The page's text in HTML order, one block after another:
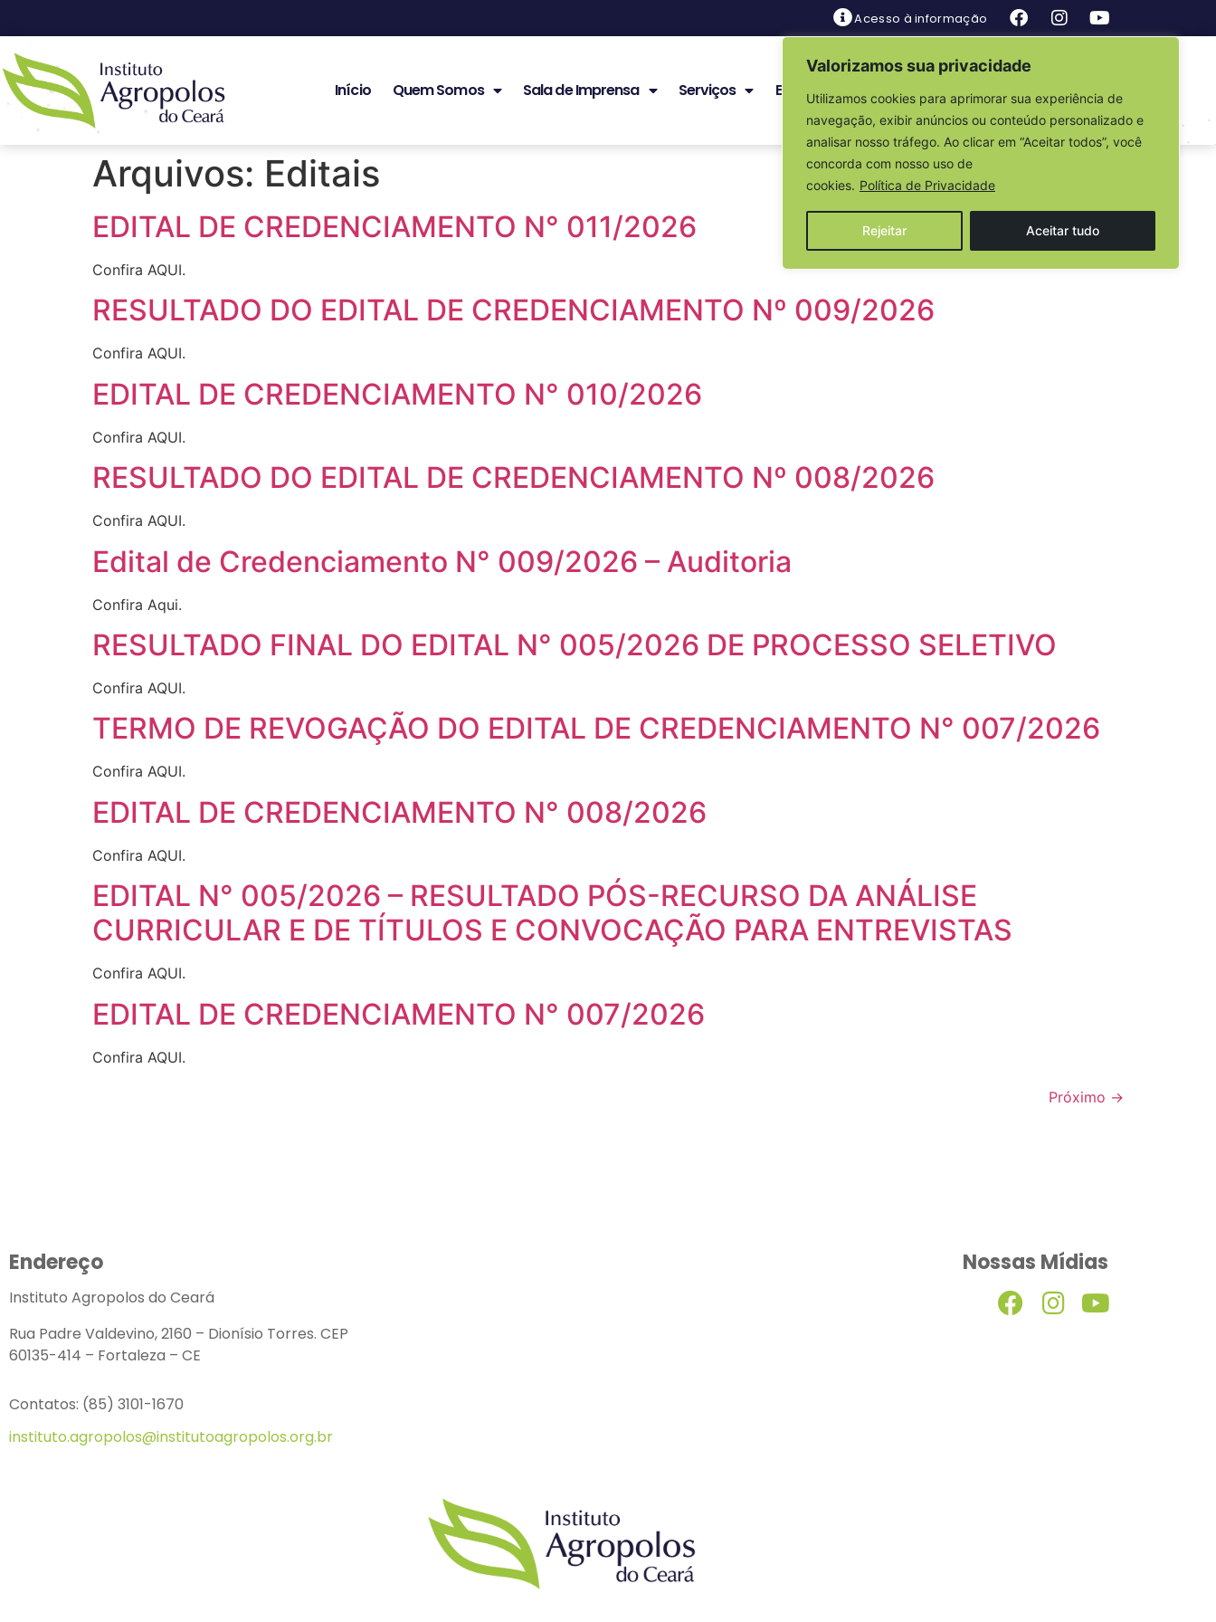
Valorizamos sua privacidade
Utilizamos cookies para aprimorar sua experiência de
navegação, exibir anúncios ou conteúdo personalizado e
analisar nosso tráfego. Ao clicar em “Aceitar todos”, você
concorda com nosso uso de
cookies. Política de Privacidade
Rejeitar Aceitar tudo
Acesso à informação
Início Quem Somos Sala de Imprensa Serviços Editais Fale Conosco
Arquivos: Editais
EDITAL DE CREDENCIAMENTO N° 011/2026
Confira AQUI.
RESULTADO DO EDITAL DE CREDENCIAMENTO Nº 009/2026
Confira AQUI.
EDITAL DE CREDENCIAMENTO N° 010/2026
Confira AQUI.
RESULTADO DO EDITAL DE CREDENCIAMENTO Nº 008/2026
Confira AQUI.
Edital de Credenciamento N° 009/2026 – Auditoria
Confira Aqui.
RESULTADO FINAL DO EDITAL N° 005/2026 DE PROCESSO SELETIVO
Confira AQUI.
TERMO DE REVOGAÇÃO DO EDITAL DE CREDENCIAMENTO N° 007/2026
Confira AQUI.
EDITAL DE CREDENCIAMENTO N° 008/2026
Confira AQUI.
EDITAL N° 005/2026 – RESULTADO PÓS-RECURSO DA ANÁLISE
CURRICULAR E DE TÍTULOS E CONVOCAÇÃO PARA ENTREVISTAS
Confira AQUI.
EDITAL DE CREDENCIAMENTO N° 007/2026
Confira AQUI.
Próximo →
Endereço
Instituto Agropolos do Ceará
Rua Padre Valdevino, 2160 – Dionísio Torres. CEP
60135-414 – Fortaleza – CE
Contatos: (85) 3101-1670
instituto.agropolos@institutoagropolos.org.br
Nossas Mídias